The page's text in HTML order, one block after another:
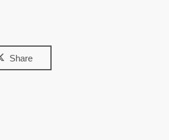
Share